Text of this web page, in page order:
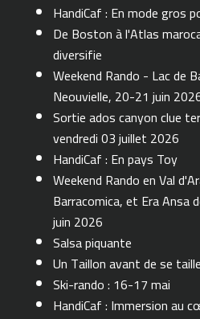
HandiCaf : En mode gros
De Boston à l'Atlas
diversifie
Weekend Rando - Lac de
Neouvielle, 20-21 juin
Sortie ados canyon clue
vendredi 03 juillet 2026
HandiCaf : En pays Toy
Weekend Rando en Val
Barracomica, et Era Ansa
juin 2026
Salsa piquante
Un Taillon avant de se
Ski-rando : 16-17 mai
HandiCaf : Immersion au